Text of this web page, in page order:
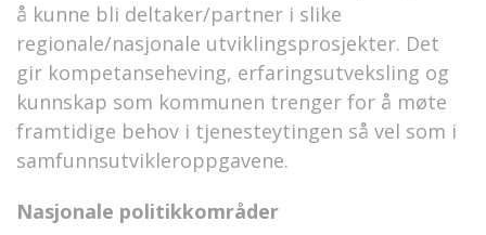
å kunne bli deltaker/partner i slike
regionale/nasjonale utviklingsprosjekter. Det
gir kompetanseheving, erfaringsutveksling og
kunnskap som kommunen trenger for å møte
framtidige behov i tjenesteytingen så vel som i
samfunnsutvikleroppgavene.
Nasjonale politikkområder